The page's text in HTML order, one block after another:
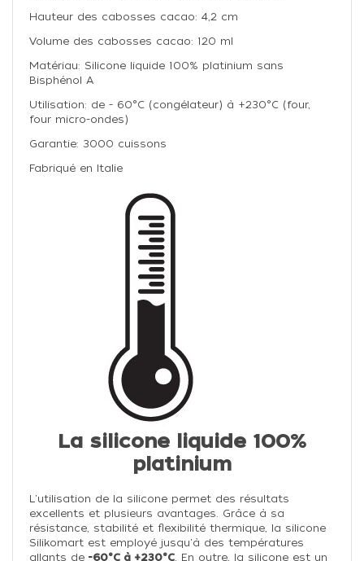
Hauteur des cabosses cacao: 4,2 cm
Volume des cabosses cacao: 120 ml
Matériau: Silicone liquide 100% platinium sans
Bisphénol A
Utilisation: de - 60°C (congélateur) à +230°C (four,
four micro-ondes)
Garantie: 3000 cuissons
Fabriqué en Italie
La silicone liquide 100%
platinium
L'utilisation de la silicone permet des résultats
excellents et plusieurs avantages. Grâce à sa
résistance, stabilité et flexibilité thermique, la silicone
Silikomart est employé jusqu'à des températures
allants de -60°C à +230°C. En outre, la silicone est un